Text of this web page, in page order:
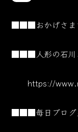
■■■おかげさま
■■■人形の石
https://
■■■毎日ブログ